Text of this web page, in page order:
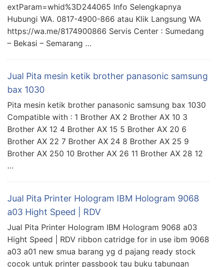
extParam=whid%3D244065 Info Selengkapnya
Hubungi WA. 0817-4900-866 atau Klik Langsung WA
https://wa.me/8174900866 Servis Center : Sumedang
– Bekasi – Semarang …
Jual Pita mesin ketik brother panasonic samsung
bax 1030
Pita mesin ketik brother panasonic samsung bax 1030
Compatible with : 1 Brother AX 2 Brother AX 10 3
Brother AX 12 4 Brother AX 15 5 Brother AX 20 6
Brother AX 22 7 Brother AX 24 8 Brother AX 25 9
Brother AX 250 10 Brother AX 26 11 Brother AX 28 12
…
Jual Pita Printer Hologram IBM Hologram 9068
a03 Hight Speed | RDV
Jual Pita Printer Hologram IBM Hologram 9068 a03
Hight Speed | RDV ribbon catridge for in use ibm 9068
a03 a01 new smua barang yg d pajang ready stock
cocok untuk printer passbook tau buku tabungan